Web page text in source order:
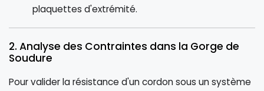
plaquettes d'extrémité.
2. Analyse des Contraintes dans la Gorge de
Soudure
Pour valider la résistance d'un cordon sous un système